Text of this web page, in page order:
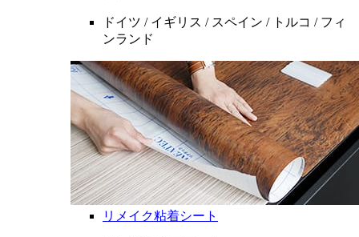
ドイツ / イギリス / スペイン / トルコ / フィ
ンランド
リメイク粘着シート